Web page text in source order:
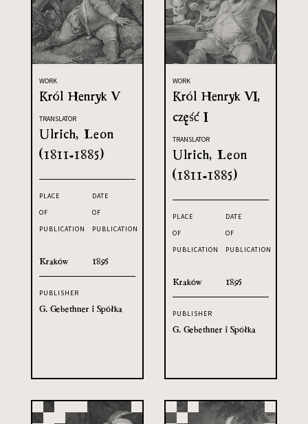
WORK
Król Henryk V
TRANSLATOR
Ulrich, Leon
(1811-1885)
PLACE
OF
PUBLICATION
Kraków
DATE
OF
PUBLICATION
1895
PUBLISHER
G. Gebethner i Spółka
WORK
Król Henryk VI,
część I
TRANSLATOR
Ulrich, Leon
(1811-1885)
PLACE
OF
PUBLICATION
Kraków
DATE
OF
PUBLICATION
1895
PUBLISHER
G. Gebethner i Spółka